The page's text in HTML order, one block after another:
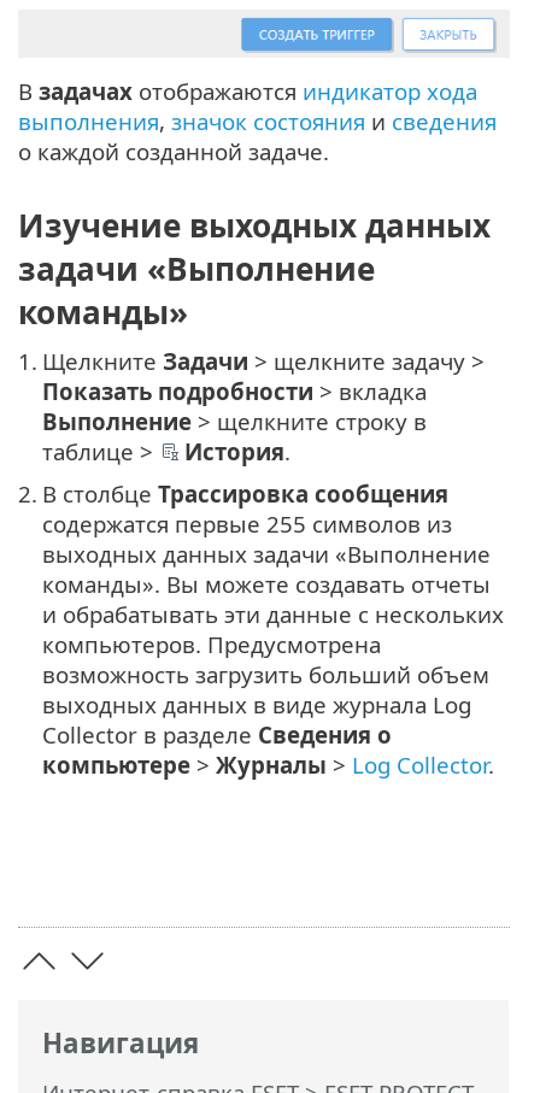
Навигация
В задачах отображаются индикатор хода
выполнения, значок состояния и сведения
о каждой созданной задаче.
Изучение выходных данных
задачи «Выполнение
команды»
1. Щелкните Задачи > щелкните задачу >
Показать подробности > вкладка
Выполнение > щелкните строку в
таблице >
История.
2. В столбце Трассировка сообщения
содержатся первые 255 символов из
выходных данных задачи «Выполнение
команды». Вы можете создавать отчеты
и обрабатывать эти данные с нескольких
компьютеров. Предусмотрена
возможность загрузить больший объем
выходных данных в виде журнала Log
Collector в разделе Сведения о
компьютере > Журналы > Log Collector.